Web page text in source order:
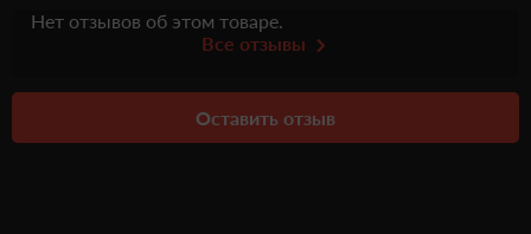
Нет отзывов об этом товаре.
Все отзывы
Оставить отзыв